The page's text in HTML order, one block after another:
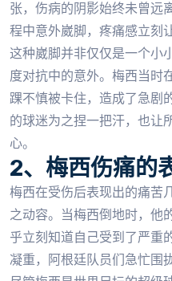
张，伤病的阴影始终未曾远
程中意外崴脚，疼痛感立刻
这种崴脚并非仅仅是一个小
度对抗中的意外。梅西当时
踝不慎被卡住，造成了急剧
的球迷为之捏一把汗，也让
心。
2、梅西伤痛的
梅西在受伤后表现出的痛苦
之动容。当梅西倒地时，他
乎立刻知道自己受到了严重
凝重，阿根廷队员们急忙围